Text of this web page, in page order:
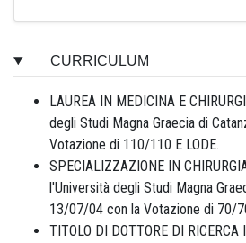
CURRICULUM
LAUREA IN MEDICINA E
degli Studi Magna Graecia di
Votazione di 110/110 E LODE.
SPECIALIZZAZIONE IN
l'Università degli Studi Magna
13/07/04 con la Votazione di 70/
TITOLO DI DOTTORE DI RICERCA